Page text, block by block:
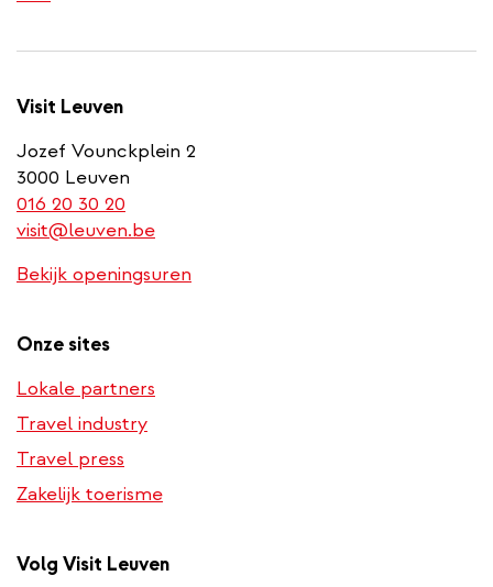
Visit Leuven
Jozef Vounckplein 2
3000 Leuven
016 20 30 20
is
phone
visit@leuven.be
Bekijk openingsuren
Onze sites
Lokale partners
Travel industry
Travel press
Zakelijk toerisme
Volg Visit Leuven